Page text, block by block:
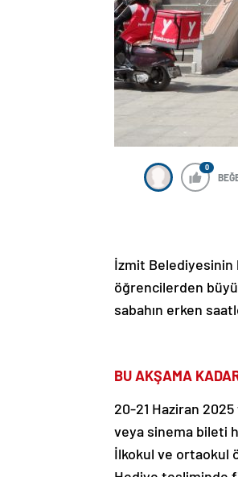
0
İzmit Belediyesinin
öğrencilerden
sabahın erken
BU AKŞAMA
20-21 Haziran
veya sinema bileti
İlkokul ve ortaokul